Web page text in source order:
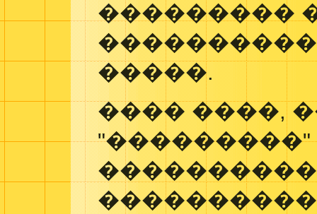
���������
�����.
���� ����,
����������